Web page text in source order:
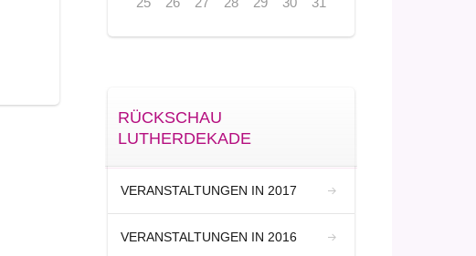
RÜCKSCHAU
LUTHERDEKADE
VERANSTALTUNGEN IN 2017
VERANSTALTUNGEN IN 2016